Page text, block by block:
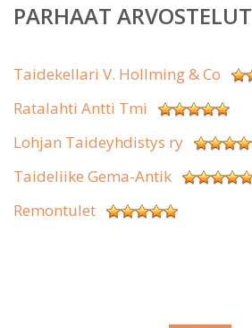
PARHAAT ARVOSTELUT
Taidekellari V. Hollming & Co
Ratalahti Antti Tmi
Lohjan Taideyhdistys ry
Taideliike Gema-Antik
Remontulet